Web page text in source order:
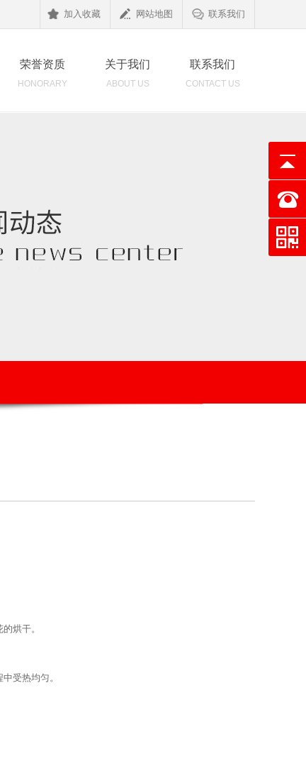
加入收藏 网站地图 联系我们
荣誉资质
HONORARY
关于我们
ABOUT US
联系我们
CONTACT US
烘干。
受热均匀。